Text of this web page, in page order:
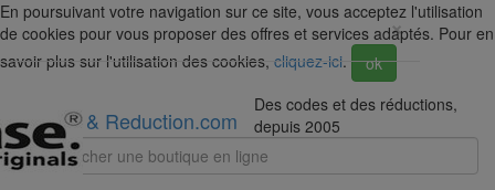
En poursuivant votre navigation sur ce site, vous acceptez l'utilisation
de cookies pour vous proposer des offres et services adaptés. Pour en
savoir plus sur l'utilisation des cookies, cliquez-ici. ok
Code & Reduction.com
Des codes et des réductions,
depuis 2005
×